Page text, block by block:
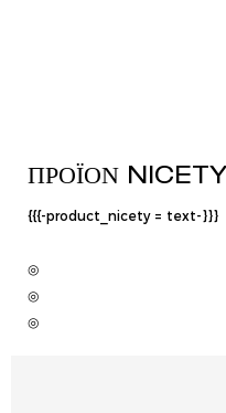
ΠΡΟΪΌΝ NICETY
{{{-product_nicety = text-}}}
◎
◎
◎